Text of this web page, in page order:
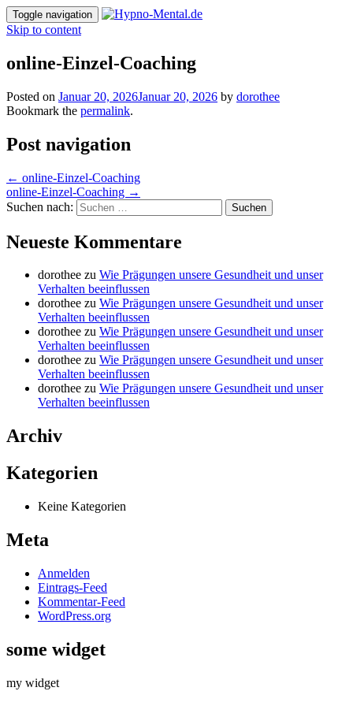
Toggle navigation
Skip to content
online-Einzel-Coaching
Posted on Januar 20, 2026Januar 20, 2026 by dorothee
Bookmark the permalink.
Post navigation
← online-Einzel-Coaching
online-Einzel-Coaching →
Suchen nach:
Neueste Kommentare
dorothee zu Wie Prägungen unsere Gesundheit und unser
Verhalten beeinflussen
dorothee zu Wie Prägungen unsere Gesundheit und unser
Verhalten beeinflussen
dorothee zu Wie Prägungen unsere Gesundheit und unser
Verhalten beeinflussen
dorothee zu Wie Prägungen unsere Gesundheit und unser
Verhalten beeinflussen
dorothee zu Wie Prägungen unsere Gesundheit und unser
Verhalten beeinflussen
Archiv
Kategorien
Keine Kategorien
Meta
Anmelden
Eintrags-Feed
Kommentar-Feed
WordPress.org
some widget
my widget